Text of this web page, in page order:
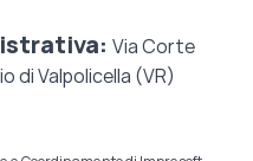
Via Corte
di Valpolicella (VR)